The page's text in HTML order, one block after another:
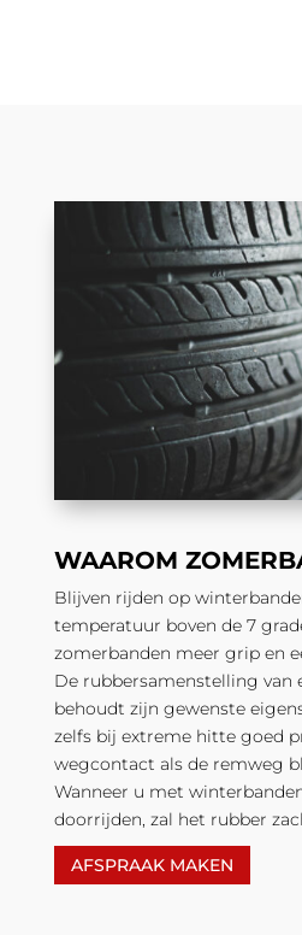
WAAROM
Blijven rijden op
temperatuur boven de 7
zomerbanden meer grip en
De rubbersamenstelling van
behoudt zijn gewenste
zelfs bij extreme hitte goed
wegcontact als de remweg
Wanneer u met
doorrijden, zal het rubber
AFSPRAAK MAKEN